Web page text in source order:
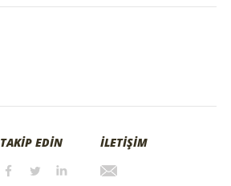
TAKİP EDİN İLETİŞİM